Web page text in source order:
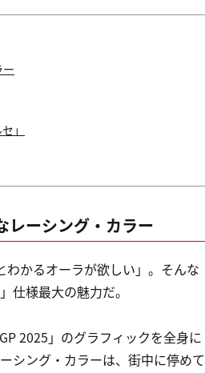
」
レーシング・カラー
わかるオーラが欲しい」。そんな
仕様最大の魅力だ。
2025」のグラフィックを全身に
シング・カラーは、街中に停めて